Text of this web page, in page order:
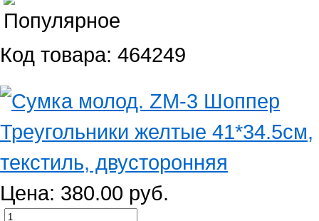
Код товара: 464249
Цена: 380.00 руб.